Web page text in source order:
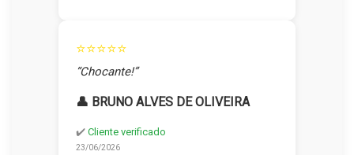
⭐⭐⭐⭐⭐
“Chocante!”
👤 BRUNO ALVES DE OLIVEIRA
✔️ Cliente verificado
23/06/2026